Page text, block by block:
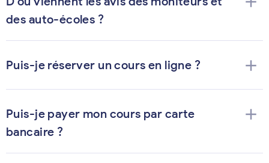
des auto-écoles ?
Puis-je réserver un cours en ligne ? add
Puis-je payer mon cours par carte
bancaire ?
add